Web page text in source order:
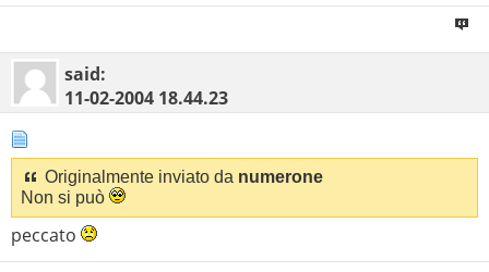
said:
11-02-2004 18.44.23
Originalmente inviato da numerone
Non si può
peccato